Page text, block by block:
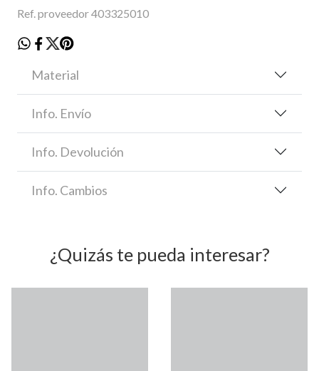
Ref. proveedor 403325010
Material
Info. Envío
Info. Devolución
Info. Cambios
¿Quizás te pueda interesar?